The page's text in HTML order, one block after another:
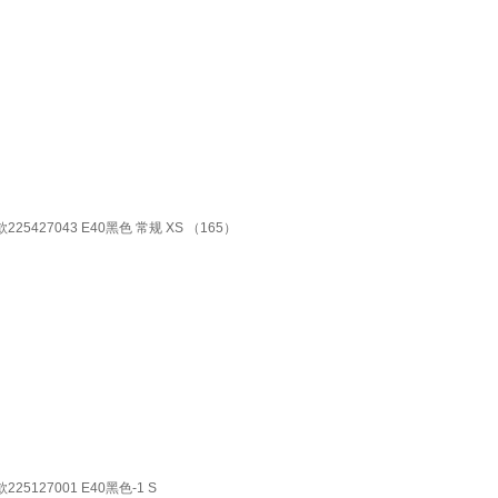
E40黑色 常规 XS （165）
225127001 E40黑色-1 S